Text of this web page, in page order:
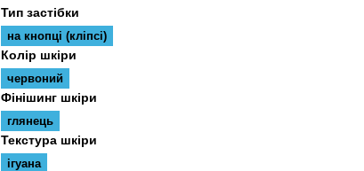
Тип застібки
на кнопці (кліпсі)
Колір шкіри
червоний
Фінішинг шкіри
глянець
Текстура шкіри
ігуана